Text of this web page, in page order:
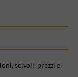
scivoli, prezzi e